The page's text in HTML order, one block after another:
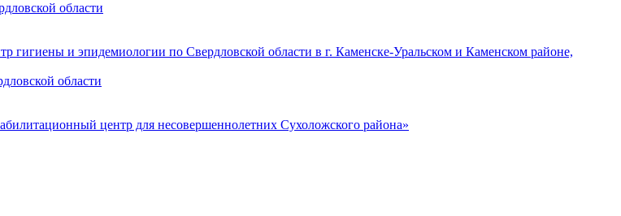
области
и эпидемиологии по Свердловской области в г. Каменске-Уральском и Каменском районе,
области
центр для несовершеннолетних Сухоложского района»